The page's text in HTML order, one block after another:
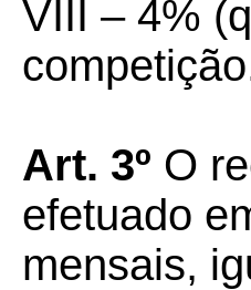
VIII – 4%
Art. 3º O
efetuado
mensais,